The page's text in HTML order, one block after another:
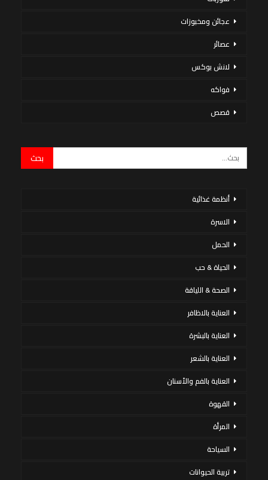
عجائن ومخبوزات
عصائر
لانش بوكس
فواكه
قصص
أنظمة غذائية
الاسرة
الحمل
الحياة & حب
الصحة & اللياقة
العناية بالاظافر
العناية بالبشرة
العناية بالشعر
العناية بالفم والأسنان
القهوة
المرأة
السياحة
تربية الحيوانات